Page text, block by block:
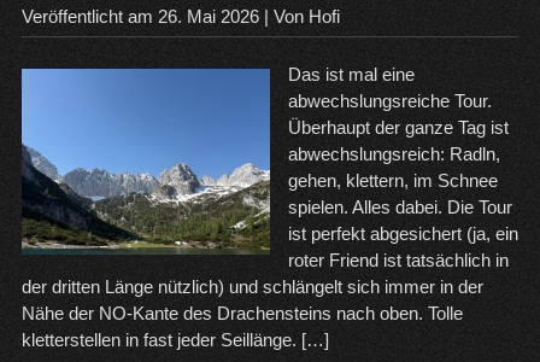
Veröffentlicht am 26. Mai 2026| Von Hofi
Das ist mal eine
abwechslungsreiche Tour.
Überhaupt der ganze Tag ist
abwechslungsreich: Radln,
gehen, klettern, im Schnee
spielen. Alles dabei. Die Tour
ist perfekt abgesichert (ja, ein
roter Friend ist tatsächlich in
der dritten Länge nützlich) und schlängelt sich immer in der
Nähe der NO-Kante des Drachensteins nach oben. Tolle
kletterstellen in fast jeder Seillänge. […]